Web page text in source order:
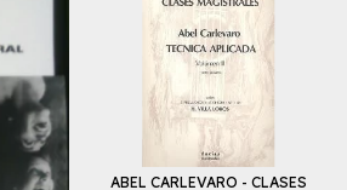
ABEL CARLEVARO - CLASES